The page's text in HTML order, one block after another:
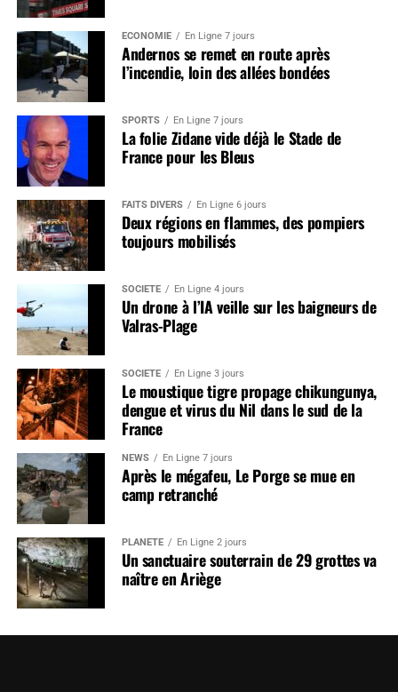
ÉCONOMIE En Ligne 7 jours
Andernos se remet en route après
l’incendie, loin des allées bondées
SPORTS En Ligne 7 jours
La folie Zidane vide déjà le Stade de
France pour les Bleus
FAITS DIVERS En Ligne 6 jours
Deux régions en flammes, des pompiers
toujours mobilisés
SOCIÉTÉ En Ligne 4 jours
Un drone à l’IA veille sur les baigneurs de
Valras-Plage
SOCIÉTÉ En Ligne 3 jours
Le moustique tigre propage chikungunya,
dengue et virus du Nil dans le sud de la
France
NEWS En Ligne 7 jours
Après le mégafeu, Le Porge se mue en
camp retranché
PLANÈTE En Ligne 2 jours
Un sanctuaire souterrain de 29 grottes va
naître en Ariège